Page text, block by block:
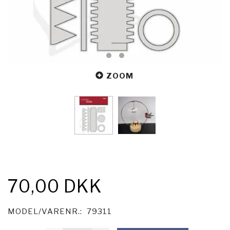
ZOOM
70,00 DKK
MODEL/VARENR.: 79311